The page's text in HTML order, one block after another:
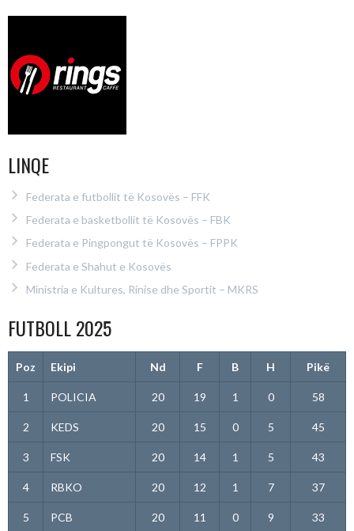
LINQE
Federata e futbollit të Kosovës – FFK
Federata e basketbollit të Kosovës – FBK
Federata e Pingpongut të Kosovës – FPPK
Federata e Shahut e Kosovës
Ministria e Kultures, Rinise dhe Sportit – MKRS
FUTBOLL 2025
Poz Ekipi Nd F B H Pikë
1 POLICIA 20 19 1 0 58
2 KEDS 20 15 0 5 45
3 FSK 20 14 1 5 43
4 RBKO 20 12 1 7 37
5 PCB 20 11 0 9 33